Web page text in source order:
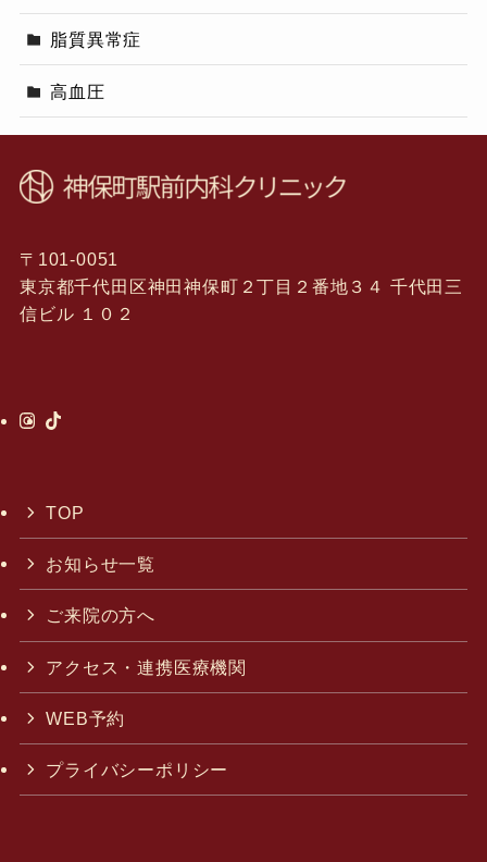
脂質異常症
高血圧
〒101-0051
東京都千代田区神田神保町２丁目２番地３４ 千代田三
信ビル １０２
TOP
お知らせ一覧
ご来院の方へ
アクセス・連携医療機関
WEB予約
プライバシーポリシー